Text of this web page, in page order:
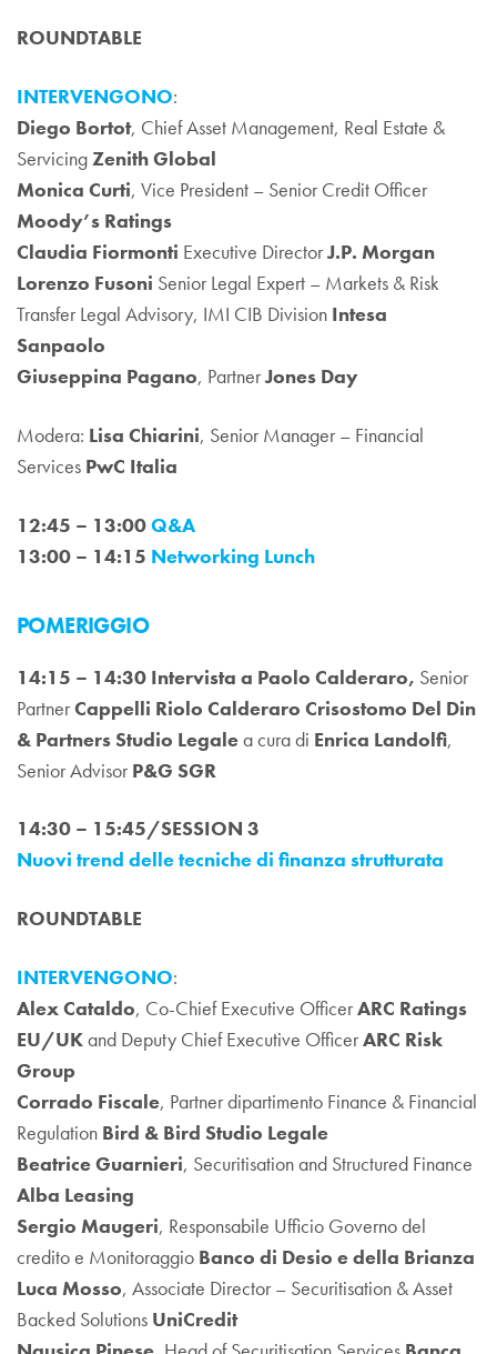
ROUNDTABLE
INTERVENGONO:
Diego Bortot, Chief Asset Management, Real Estate &
ServicingZenith Global
Monica Curti, Vice President – Senior Credit Officer
Moody’s Ratings
Claudia Fiormonti Executive DirectorJ.P. Morgan
Lorenzo Fusoni Senior Legal Expert – Markets & Risk
Transfer Legal Advisory, IMI CIB Division Intesa
Sanpaolo
Giuseppina Pagano, PartnerJones Day
Modera: Lisa Chiarini, Senior Manager – Financial
Services PwC Italia
12:45 – 13:00Q&A
13:00 – 14:15 Networking Lunch
POMERIGGIO
14:15 – 14:30 Intervista a Paolo Calderaro, Senior
PartnerCappelli Riolo Calderaro Crisostomo Del Din
& Partners Studio Legalea cura di Enrica Landolfi,
Senior Advisor P&G SGR
14:30 – 15:45/SESSION 3
Nuovi trend delle tecniche di finanza strutturata
ROUNDTABLE
INTERVENGONO:
Alex Cataldo, Co-Chief Executive OfficerARC Ratings
EU/UKand Deputy Chief Executive OfficerARC Risk
Group
Corrado Fiscale, Partner dipartimento Finance & Financial
Regulation Bird & Bird Studio Legale
Beatrice Guarnieri, Securitisation and Structured Finance
Alba Leasing
Sergio Maugeri, Responsabile Ufficio Governo del
credito e Monitoraggio Banco di Desio e della Brianza
Luca Mosso, Associate Director – Securitisation & Asset
Backed Solutions UniCredit